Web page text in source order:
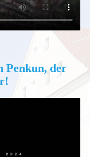
Penkun, der